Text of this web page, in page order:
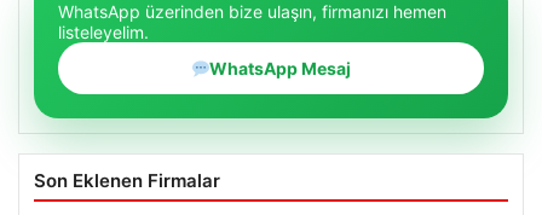
WhatsApp üzerinden bize ulaşın, firmanızı hemen
listeleyelim.
WhatsApp Mesaj
Son Eklenen Firmalar